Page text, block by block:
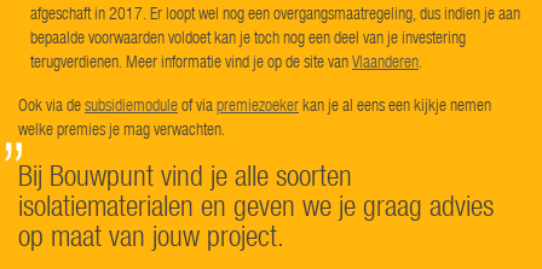
afgeschaft in 2017. Er loopt wel nog een overgangsmaatregeling, dus indien je aan
bepaalde voorwaarden voldoet kan je toch nog een deel van je investering
terugverdienen. Meer informatie vind je op de site vanVlaanderen
Ook via desubsidiemoduleof via premiezoekerkan je al eens een kijkje nemen
welke premies je mag verwachten.
Bij Bouwpunt vind je alle soorten
isolatiematerialen en geven we je graag advies
op maat van jouw project.